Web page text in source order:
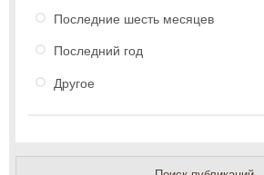
Последние шесть месяцев
Последний год
Другое